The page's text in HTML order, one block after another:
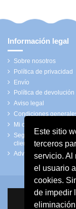
Este sitio
terceros
servicio. Al
el usuario
cookies.
de impedir
Información legal
Sobre nosotros
Política de privacidad
Envío
Política de devolución
Aviso legal
Condiciones
Mi cuenta
Seguimiento de
clientes invitados
Advertencias de